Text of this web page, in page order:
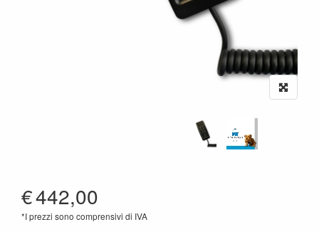
€442,00
*I prezzi sono comprensivi di IVA